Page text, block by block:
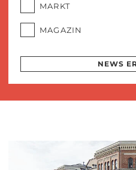
MARKT
MAGAZIN
NEWS